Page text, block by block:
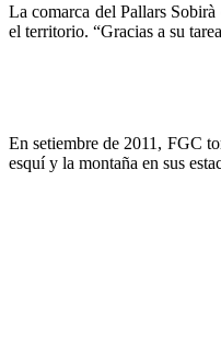
La comarca del Pallars
el territorio. “Gracias a su
En setiembre de 2011, FGC
esquí y la montaña en sus